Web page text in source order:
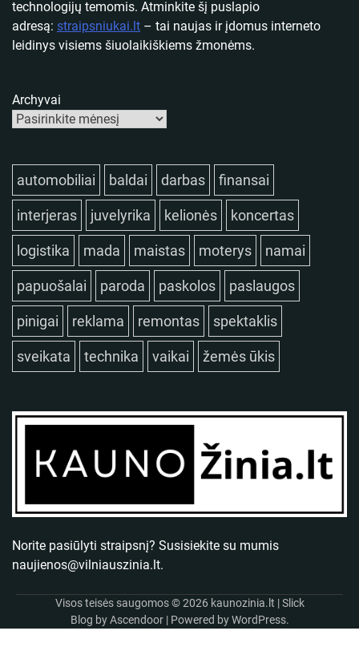
technologijų temomis. Atminkite šį puslapio
adresą: straipsniukai.lt – tai naujas ir įdomus interneto
leidinys visiems šiuolaikiškiems žmonėms.
Archyvai
automobiliai baldai darbas finansai
interjeras juvelyrika kelionės koncertas
logistika mada maistas moterys namai
papuošalai paroda paskolos paslaugos
pinigai reklama remontas spektaklis
sveikata technika vaikai žemės ūkis
Norite pasiūlyti straipsnį? Susisiekite su mumis
naujienos@vilniauszinia.lt.
Visos teisės saugomos © 2026 kaunozinia.lt | Slick
Blog byAscendoor| Powered byWordPress.